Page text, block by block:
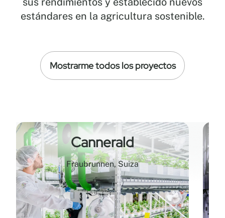
estándares en la agricultura sostenible.
Mostrarme todos los proyectos
Cannerald
Fraubrunnen, Suiza